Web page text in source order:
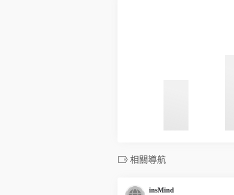
相關導航
insMind